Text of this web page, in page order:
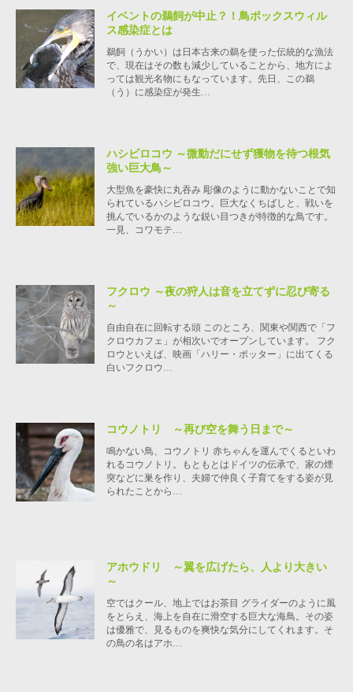
イベントの鵜飼が中止？！鳥ポックスウィル
ス感染症とは
鵜飼（うかい）は日本古来の鵜を使った伝統的な漁法
で、現在はその数も減少していることから、地方によ
っては観光名物にもなっています。先日、この鵜
（う）に感染症が発生…
ハシビロコウ ～微動だにせず獲物を待つ根気
強い巨大鳥～
大型魚を豪快に丸吞み 彫像のように動かないことで知
られているハシビロコウ。巨大なくちばしと、戦いを
挑んでいるかのような鋭い目つきが特徴的な鳥です。
一見、コワモテ…
フクロウ ～夜の狩人は音を立てずに忍び寄る
～
自由自在に回転する頭 このところ、関東や関西で「フ
クロウカフェ」が相次いでオープンしています。 フク
ロウといえば、映画「ハリー・ポッター」に出てくる
白いフクロウ…
コウノトリ ～再び空を舞う日まで～
鳴かない鳥、コウノトリ 赤ちゃんを運んでくるといわ
れるコウノトリ。もともとはドイツの伝承で、家の煙
突などに巣を作り、夫婦で仲良く子育てをする姿が見
られたことから…
アホウドリ ～翼を広げたら、人より大きい
～
空ではクール、地上ではお茶目 グライダーのように風
をとらえ、海上を自在に滑空する巨大な海鳥。その姿
は優雅で、見るものを爽快な気分にしてくれます。そ
の鳥の名はアホ…